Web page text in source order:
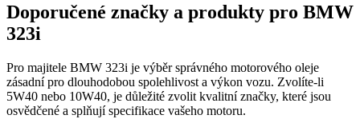
Doporučené značky‍ a produkty pro BMW⁣
323i
Pro majitele BMW‍ 323i je výběr správného motorového oleje
zásadní pro dlouhodobou⁤ spolehlivost‌ a výkon vozu. Zvolíte-li
‌5W40 ​nebo 10W40,‌ je důležité zvolit ⁣kvalitní značky, které ‍jsou
osvědčené a splňují specifikace vašeho⁣ motoru.